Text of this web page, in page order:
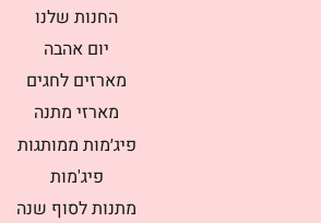
החנות שלנו
יום אהבה
מארזים לחגים
מארזי מתנה
פיג׳מות ממותגות
פיג'מות
מתנות לסוף שנה